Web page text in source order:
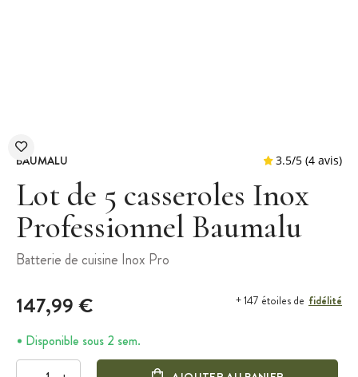
BAUMALU
Lot de 5 casseroles Inox
Professionnel Baumalu
Batterie de cuisine Inox Pro
147,99 € + 147 étoiles de fidélité
Disponible sous 2 sem.